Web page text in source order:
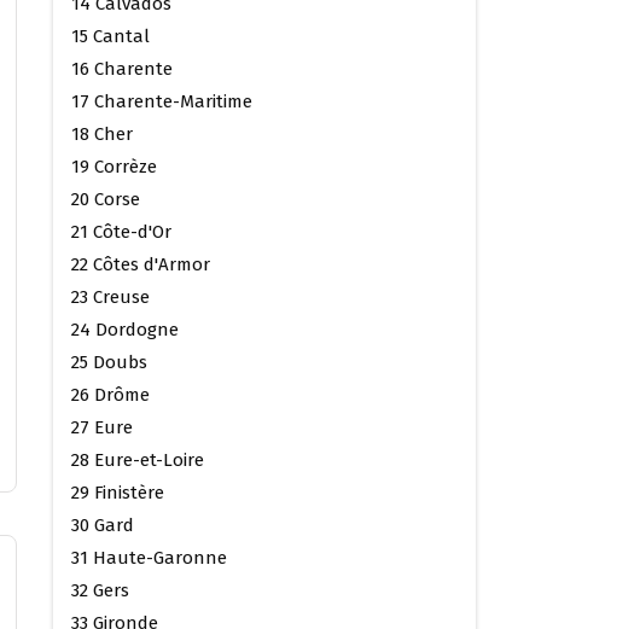
15 Cantal
16 Charente
17 Charente-Maritime
18 Cher
19 Corrèze
20 Corse
21 Côte-d'Or
22 Côtes d'Armor
23 Creuse
24 Dordogne
25 Doubs
26 Drôme
27 Eure
28 Eure-et-Loire
29 Finistère
30 Gard
31 Haute-Garonne
32 Gers
33 Gironde